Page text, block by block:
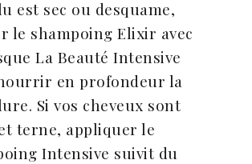
est sec ou desquame,
le shampoing Elixir avec
La Beauté Intensive
en profondeur la
Si vos cheveux sont
terne, appliquer le
Intensive suivit du